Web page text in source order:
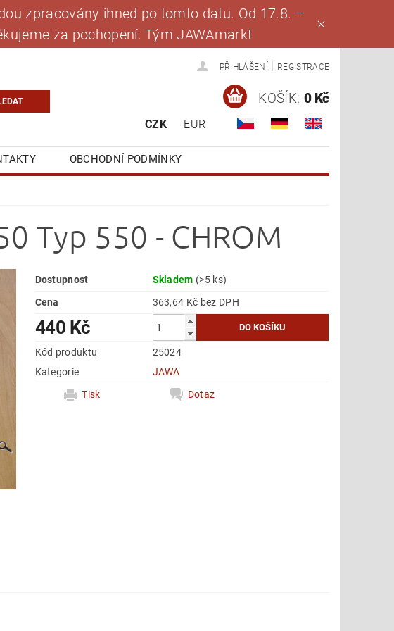
zpracovány ihned po tomto datu. Od 17.8. –
za pochopení. Tým JAWAmarkt
PŘIHLÁŠENÍ REGISTRACE
CZK EUR
KOŠÍK: 0 Kč
OBCHODNÍ PODMÍNKY
Typ 550 - CHROM
Dostupnost Skladem (>5 ks)
Cena
363,64 Kč bez DPH
440 Kč
Kód produktu
25024
Kategorie
JAWA
Tisk
Dotaz